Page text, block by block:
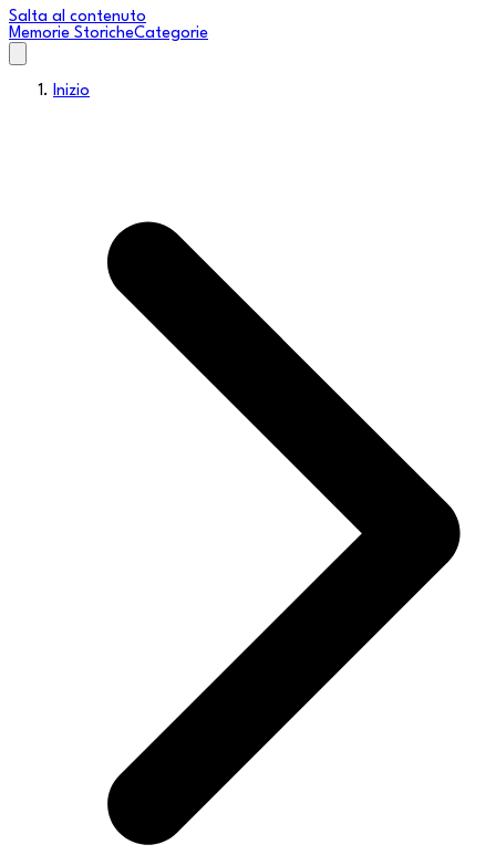
Salta al contenuto
Memorie StoricheCategorie
Inizio